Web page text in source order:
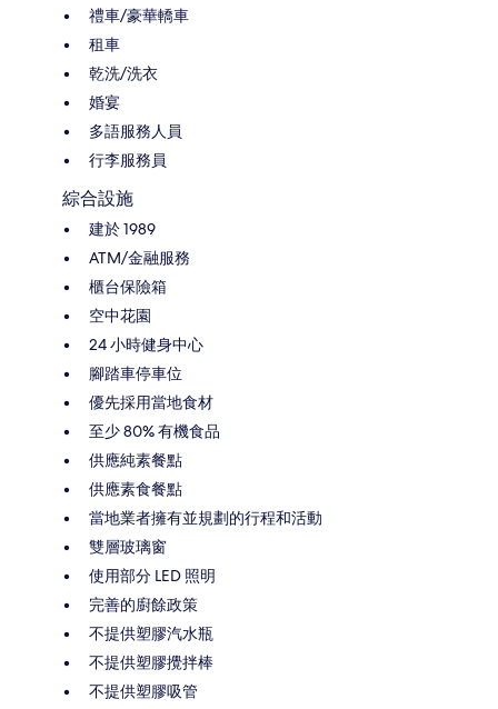
禮車/豪華轎車
租車
乾洗/洗衣
婚宴
多語服務人員
行李服務員
綜合設施
建於 1989
ATM/金融服務
櫃台保險箱
空中花園
24 小時健身中心
腳踏車停車位
優先採用當地食材
至少 80% 有機食品
供應純素餐點
供應素食餐點
當地業者擁有並規劃的行程和活動
雙層玻璃窗
使用部分 LED 照明
完善的廚餘政策
不提供塑膠汽水瓶
不提供塑膠攪拌棒
不提供塑膠吸管